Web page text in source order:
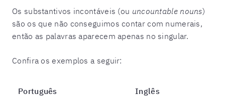
Os substantivos incontáveis (ou uncountable nouns)
são os que não conseguimos contar com numerais,
então as palavras aparecem apenas no singular.
Confira os exemplos a seguir:
Português Inglês